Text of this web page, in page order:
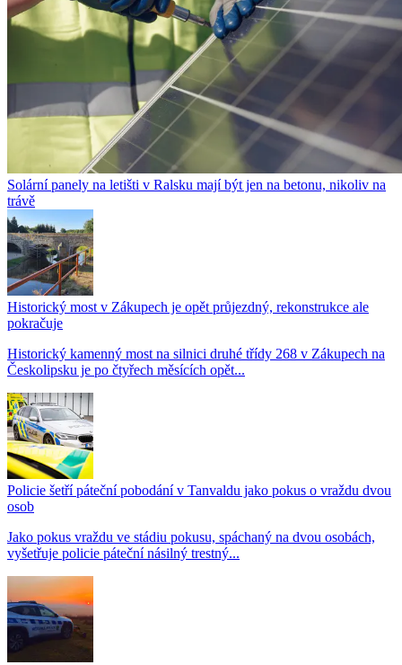
Solární panely na letišti v Ralsku mají být jen na betonu, nikoliv na
trávě
Historický most v Zákupech je opět průjezdný, rekonstrukce ale
pokračuje
Historický kamenný most na silnici druhé třídy 268 v Zákupech na
Českolipsku je po čtyřech měsících opět...
Policie šetří páteční pobodání v Tanvaldu jako pokus o vraždu dvou
osob
Jako pokus vraždu ve stádiu pokusu, spáchaný na dvou osobách,
vyšetřuje policie páteční násilný trestný...